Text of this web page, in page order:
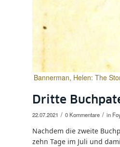
Bannerman, Helen: The
Dritte
22.07.2021 / 0 Kommentare / in
Nachdem die zweite
zehn Tage im Juli und